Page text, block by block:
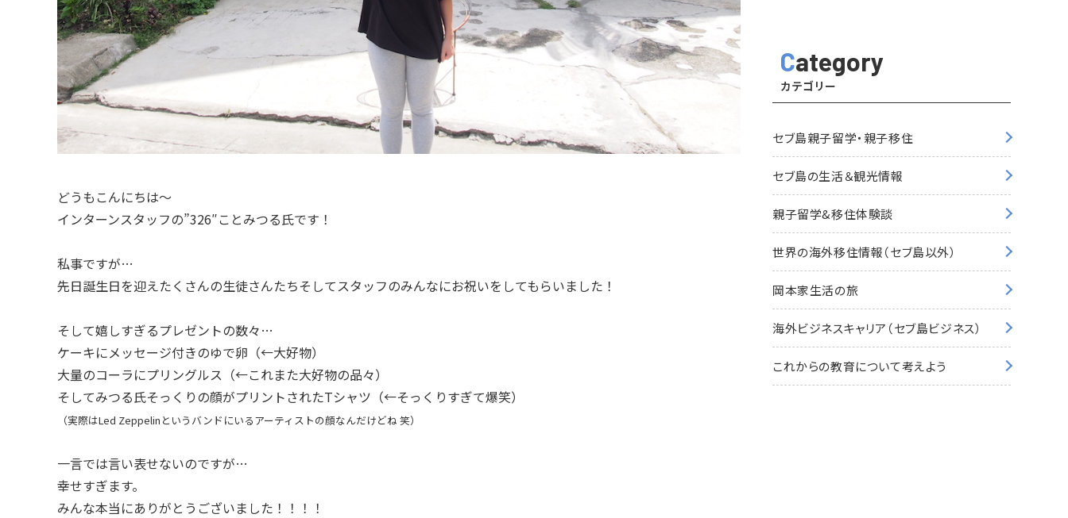
どうもこんにちは〜
インターンスタッフの”326″ことみつる氏です！
私事ですが…
先日誕生日を迎えたくさんの生徒さんたちそしてスタッフのみんなにお祝いをしてもらいました！
そして嬉しすぎるプレゼントの数々…
ケーキにメッセージ付きのゆで卵（←大好物）
大量のコーラにプリングルス（←これまた大好物の品々）
そしてみつる氏そっくりの顔がプリントされたTシャツ（←そっくりすぎて爆笑）
（実際はLed Zeppelinというバンドにいるアーティストの顔なんだけどね 笑）
一言では言い表せないのですが…
幸せすぎます。
みんな本当にありがとうございました！！！！
Category
カテゴリー
セブ島親子留学・親子移住
セブ島の生活＆観光情報
親子留学&移住体験談
世界の海外移住情報（セブ島以外）
岡本家生活の旅
海外ビジネスキャリア（セブ島ビジネス）
これからの教育について考えよう